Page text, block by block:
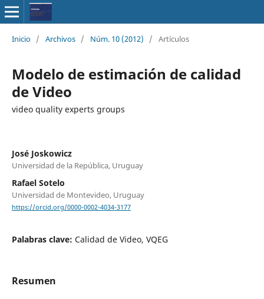
Inicio / Archivos / Núm. 10 (2012) / Artículos
Modelo de estimación de calidad
de Video
video quality experts groups
José Joskowicz
Universidad de la República, Uruguay
Rafael Sotelo
Universidad de Montevideo, Uruguay
https://orcid.org/0000-0002-4034-3177
Palabras clave: Calidad de Video, VQEG
Resumen